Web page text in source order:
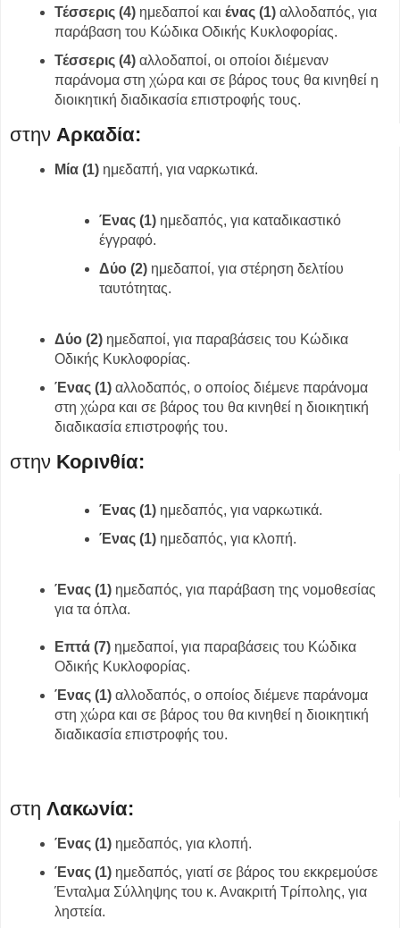
Τέσσερις (4) ημεδαποί και ένας (1) αλλοδαπός, για
παράβαση του Κώδικα Οδικής Κυκλοφορίας.
Τέσσερις (4) αλλοδαποί, οι οποίοι διέμεναν
παράνομα στη χώρα και σε βάρος τους θα κινηθεί η
διοικητική διαδικασία επιστροφής τους.
στην Αρκαδία:
Μία (1) ημεδαπή, για ναρκωτικά.
Ένας (1) ημεδαπός, για καταδικαστικό
έγγραφό.
Δύο (2) ημεδαποί, για στέρηση δελτίου
ταυτότητας.
Δύο (2) ημεδαποί, για παραβάσεις του Κώδικα
Οδικής Κυκλοφορίας.
Ένας (1) αλλοδαπός, ο οποίος διέμενε παράνομα
στη χώρα και σε βάρος του θα κινηθεί η διοικητική
διαδικασία επιστροφής του.
στην Κορινθία:
Ένας (1) ημεδαπός, για ναρκωτικά.
Ένας (1) ημεδαπός, για κλοπή.
Ένας (1) ημεδαπός, για παράβαση της νομοθεσίας
για τα όπλα.
Επτά (7) ημεδαποί, για παραβάσεις του Κώδικα
Οδικής Κυκλοφορίας.
Ένας (1) αλλοδαπός, ο οποίος διέμενε παράνομα
στη χώρα και σε βάρος του θα κινηθεί η διοικητική
διαδικασία επιστροφής του.
στη Λακωνία:
Ένας (1) ημεδαπός, για κλοπή.
Ένας (1) ημεδαπός, γιατί σε βάρος του εκκρεμούσε
Ένταλμα Σύλληψης του κ. Ανακριτή Τρίπολης, για
ληστεία.